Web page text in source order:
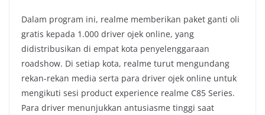
Dalam program ini, realme memberikan paket ganti oli
gratis kepada 1.000 driver ojek online, yang
didistribusikan di empat kota penyelenggaraan
roadshow. Di setiap kota, realme turut mengundang
rekan-rekan media serta para driver ojek online untuk
mengikuti sesi product experience realme C85 Series.
Para driver menunjukkan antusiasme tinggi saat